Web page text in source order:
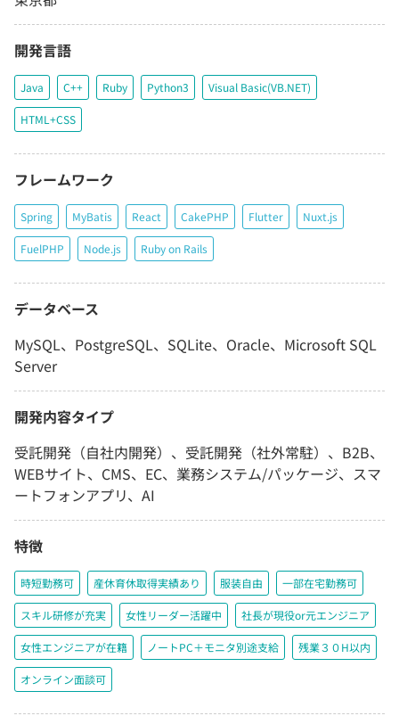
開発言語
Java C++ Ruby Python3 Visual Basic(VB.NET)
HTML+CSS
フレームワーク
Spring MyBatis React CakePHP Flutter Nuxt.js
FuelPHP Node.js Ruby on Rails
データベース
MySQL、PostgreSQL、SQLite、Oracle、Microsoft SQL
Server
開発内容タイプ
受託開発（自社内開発）、受託開発（社外常駐）、B2B、
WEBサイト、CMS、EC、業務システム/パッケージ、スマ
ートフォンアプリ、AI
特徴
時短勤務可 産休育休取得実績あり 服装自由 一部在宅勤務可
スキル研修が充実 女性リーダー活躍中 社長が現役or元エンジニア
女性エンジニアが在籍 ノートPC＋モニタ別途支給 残業３０H以内
オンライン面談可